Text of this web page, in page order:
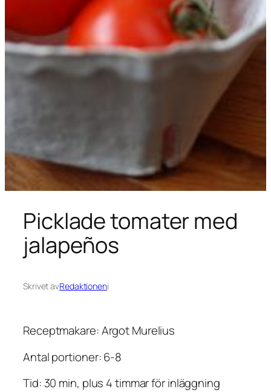
Picklade tomater med
jalapeños
Skrivet avRedaktioneni
Receptmakare: Argot Murelius
Antal portioner: 6-8
Tid: 30 min, plus 4 timmar för inläggning